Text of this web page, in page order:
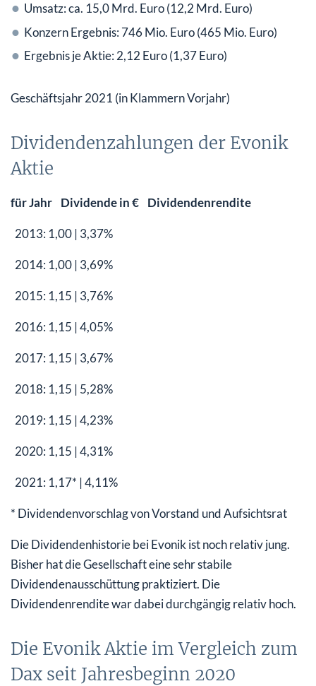
Umsatz: ca. 15,0 Mrd. Euro (12,2 Mrd. Euro)
Konzern Ergebnis: 746 Mio. Euro (465 Mio. Euro)
Ergebnis je Aktie: 2,12 Euro (1,37 Euro)
Geschäftsjahr 2021 (in Klammern Vorjahr)
Dividendenzahlungen der Evonik
Aktie
für Jahr Dividende in € Dividendenrendite
2013: 1,00 | 3,37%
2014: 1,00 | 3,69%
2015: 1,15 | 3,76%
2016: 1,15 | 4,05%
2017: 1,15 | 3,67%
2018: 1,15 | 5,28%
2019: 1,15 | 4,23%
2020: 1,15 | 4,31%
2021: 1,17* | 4,11%
* Dividendenvorschlag von Vorstand und Aufsichtsrat
Die Dividendenhistorie bei Evonik ist noch relativ jung.
Bisher hat die Gesellschaft eine sehr stabile
Dividendenausschüttung praktiziert. Die
Dividendenrendite war dabei durchgängig relativ hoch.
Die Evonik Aktie im Vergleich zum
Dax seit Jahresbeginn 2020